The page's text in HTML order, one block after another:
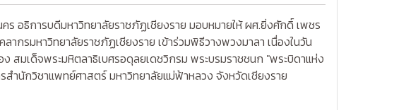
ธิการบดีมหาวิทยาลัยราชภัฏเชียงราย มอบหมายให้ ผศ.ยิ่งศักดิ์ เพชร
กรมหาวิทยาลัยราชภัฏเชียงราย เข้าร่วมพิธีวางพวงมาลา เนื่องในวัน
มเด็จพระมหิตลาธิเบศรอดุลยเดชวิกรม พระบรมราชชนก "พระบิดาแห่ง
ำนักวิชาแพทย์ศาสตร์ มหาวิทยาลัยแม่ฟ้าหลวง จังหวัดเชียงราย